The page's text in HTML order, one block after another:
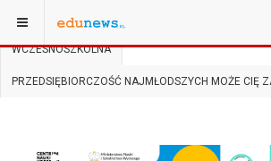
JESTEŚ TUTAJ:
WCZESNOSZKOLNA
PRZEDSIĘBIORCZOŚĆ NAJMŁODSZYCH MOŻE CIĘ